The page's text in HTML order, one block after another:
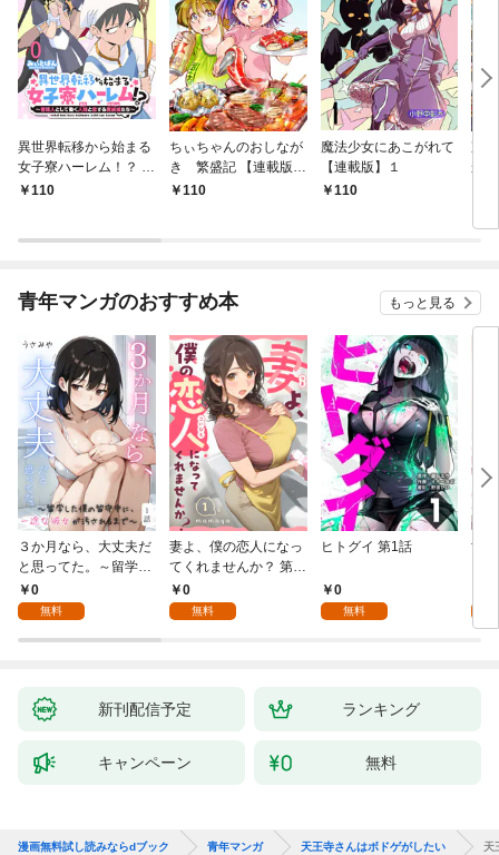
異世界転移から始まる
女子寮ハーレム！？ ～
管理人として働く人間
110
ちぃちゃんのおしなが
き 繁盛記 【連載版】
１110
魔法少女にあこがれて
【連載版】１
110
東
か
な
青年マンガのおすすめ本 もっと見る
３か月なら、大丈夫だ
と思ってた。～留学し
た僕の留守中に、一途
な彼女が汚されるまで
0
無料
妻よ、僕の恋人になっ
てくれませんか？ 第1
話0
無料
ヒトグイ 第1話
0
無料
世
新刊配信予定 ランキング
キャンペーン 無料
漫画無料試し読みならdブック 青年マンガ 天王寺さんはボドゲがしたい 天